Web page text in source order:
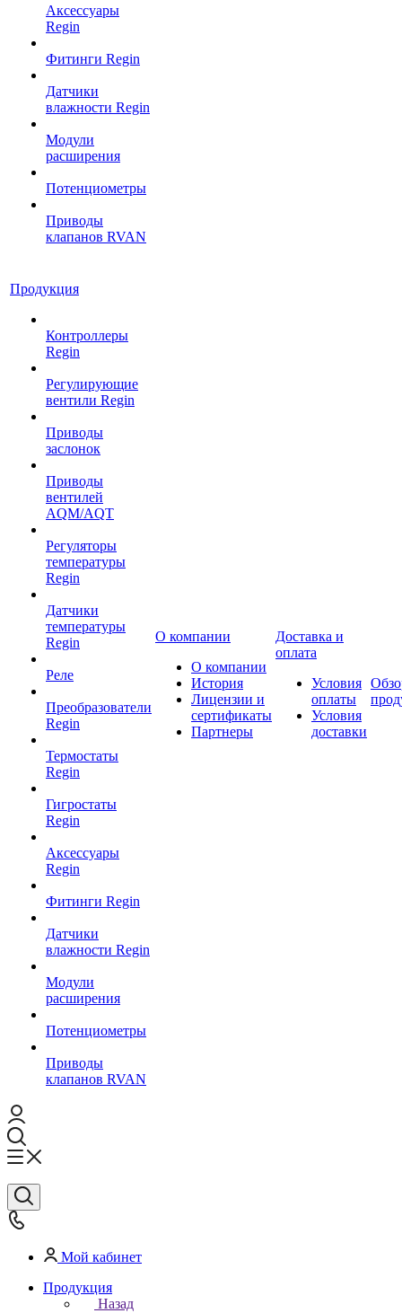
Аксессуары
Regin
Фитинги Regin
Датчики
влажности Regin
Модули
расширения
Потенциометры
Приводы
клапанов RVAN
Продукция
Контроллеры
Regin
Регулирующие
вентили Regin
Приводы
заслонок
Приводы
вентилей
AQM/AQT
Регуляторы
температуры
Regin
Датчики
температуры
Regin
Реле
Преобразователи
Regin
Термостаты
Regin
Гигростаты
Regin
Аксессуары
Regin
Фитинги Regin
Датчики
влажности Regin
Модули
расширения
Потенциометры
Приводы
клапанов RVAN
О компании
О компании
История
Лицензии и
сертификаты
Партнеры
Доставка и
оплата
Условия
оплаты
Условия
доставки
Мой кабинет
Продукция
Назад